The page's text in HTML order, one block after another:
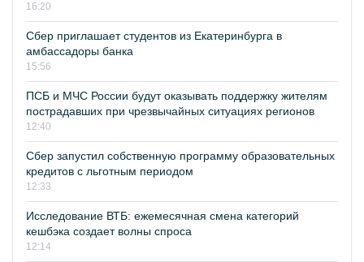
16:20
Сбер приглашает студентов из Екатеринбурга в
амбассадоры банка
15:56
ПСБ и МЧС России будут оказывать поддержку жителям
пострадавших при чрезвычайных ситуациях регионов
12:40
Сбер запустил собственную программу образовательных
кредитов с льготным периодом
12:33
Исследование ВТБ: ежемесячная смена категорий
кешбэка создает волны спроса
12:14